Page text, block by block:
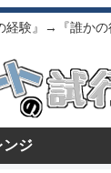
経験』→『誰かの
ンジ